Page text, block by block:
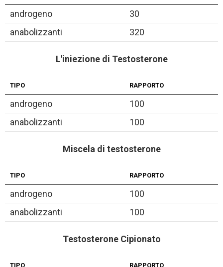
androgeno
30
anabolizzanti
320
L'iniezione di Testosterone
TIPO RAPPORTO
androgeno
100
anabolizzanti
100
Miscela di testosterone
TIPO RAPPORTO
androgeno
100
anabolizzanti
100
Testosterone Cipionato
TIPO RAPPORTO